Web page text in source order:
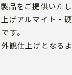
品をご提供いたし
げアルマイト・硬
す。
観仕上げとなるよ